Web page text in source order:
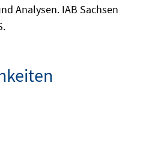
Analysen. IAB Sachsen